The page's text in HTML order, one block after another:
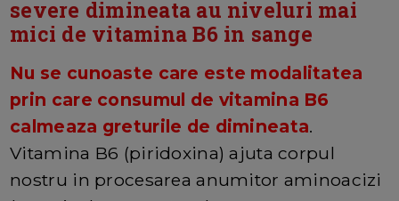
severe dimineata au niveluri mai
mici de vitamina B6 in sange
Nu se cunoaste care este modalitatea
prin care consumul de vitamina B6
calmeaza greturile de dimineata.
Vitamina B6 (piridoxina) ajuta corpul
nostru in procesarea anumitor aminoacizi